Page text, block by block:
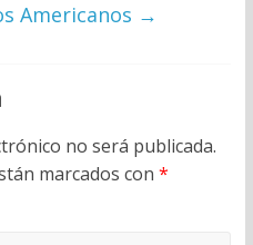
Americanos →
no será publicada.
marcados con *